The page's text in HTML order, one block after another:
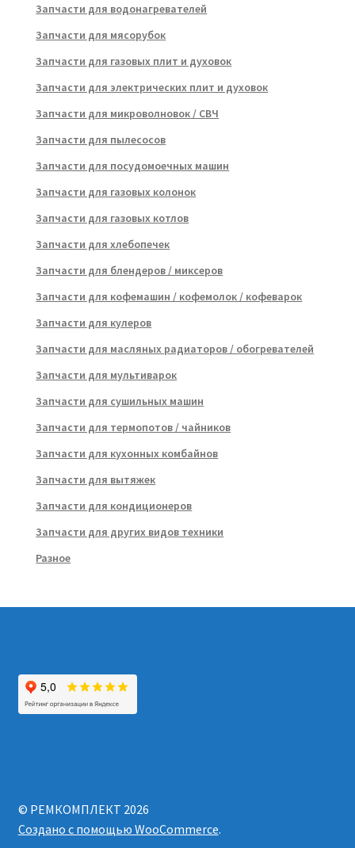
Запчасти для водонагревателей
Запчасти для мясорубок
Запчасти для газовых плит и духовок
Запчасти для электрических плит и духовок
Запчасти для микроволновок / СВЧ
Запчасти для пылесосов
Запчасти для посудомоечных машин
Запчасти для газовых колонок
Запчасти для газовых котлов
Запчасти для хлебопечек
Запчасти для блендеров / миксеров
Запчасти для кофемашин / кофемолок / кофеварок
Запчасти для кулеров
Запчасти для масляных радиаторов / обогревателей
Запчасти для мультиварок
Запчасти для сушильных машин
Запчасти для термопотов / чайников
Запчасти для кухонных комбайнов
Запчасти для вытяжек
Запчасти для кондиционеров
Запчасти для других видов техники
Разное
© РЕМКОМПЛЕКТ 2026
Создано с помощью WooCommerce.